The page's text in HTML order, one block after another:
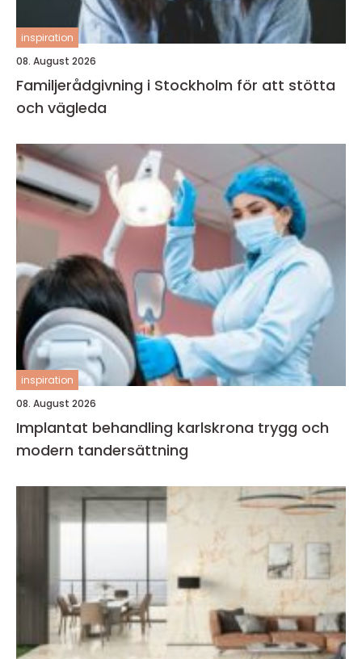
inspiration
08. August 2026
Familjerådgivning i Stockholm för att stötta
och vägleda
inspiration
08. August 2026
Implantat behandling karlskrona trygg och
modern tandersättning